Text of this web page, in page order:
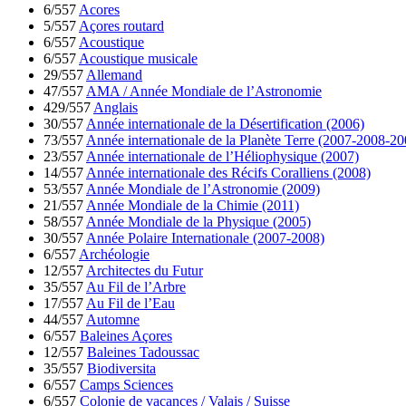
6/557Acores
5/557Açores routard
6/557Acoustique
6/557Acoustique musicale
29/557Allemand
47/557AMA / Année Mondiale de l’Astronomie
429/557Anglais
30/557Année internationale de la Désertification (2006)
73/557Année internationale de la Planète Terre (2007-2008-
23/557Année internationale de l’Héliophysique (2007)
14/557Année internationale des Récifs Coralliens (2008)
53/557Année Mondiale de l’Astronomie (2009)
21/557Année Mondiale de la Chimie (2011)
58/557Année Mondiale de la Physique (2005)
30/557Année Polaire Internationale (2007-2008)
6/557Archéologie
12/557Architectes du Futur
35/557Au Fil de l’Arbre
17/557Au Fil de l’Eau
44/557Automne
6/557 Baleines Açores
12/557 Baleines Tadoussac
35/557 Biodiversita
6/557 Camps Sciences
6/557 Colonie de vacances / Valais / Suisse